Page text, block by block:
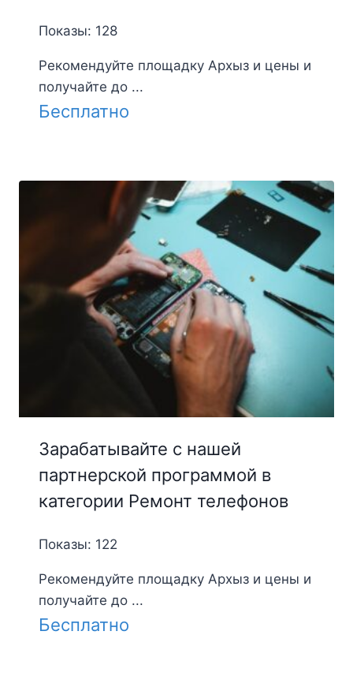
Показы: 128
Рекомендуйте площадку Архыз и цены и
получайте до ...
Бесплатно
Зарабатывайте с нашей
партнерской программой в
категории Ремонт телефонов
Показы: 122
Рекомендуйте площадку Архыз и цены и
получайте до ...
Бесплатно